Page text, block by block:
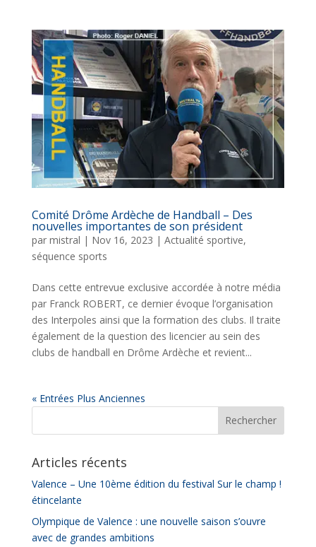
Comité Drôme Ardèche de Handball – Des
nouvelles importantes de son président
par mistral | Nov 16, 2023 | Actualité sportive,
séquence sports
Dans cette entrevue exclusive accordée à notre média
par Franck ROBERT, ce dernier évoque l’organisation
des Interpoles ainsi que la formation des clubs. Il traite
également de la question des licencier au sein des
clubs de handball en Drôme Ardèche et revient...
« Entrées Plus Anciennes
Articles récents
Valence – Une 10ème édition du festival Sur le champ !
étincelante
Olympique de Valence : une nouvelle saison s’ouvre
avec de grandes ambitions